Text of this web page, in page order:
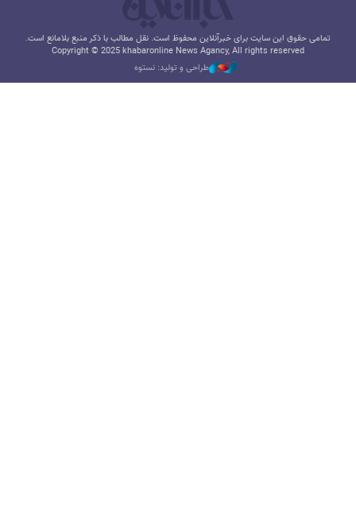
تمامی حقوق این سایت برای خبرآنلاین محفوظ است. نقل مطالب با ذکر منبع بلامانع است.
Copyright © 2025 khabaronline News Agancy, All rights reserved
طراحی و تولید: نستوه